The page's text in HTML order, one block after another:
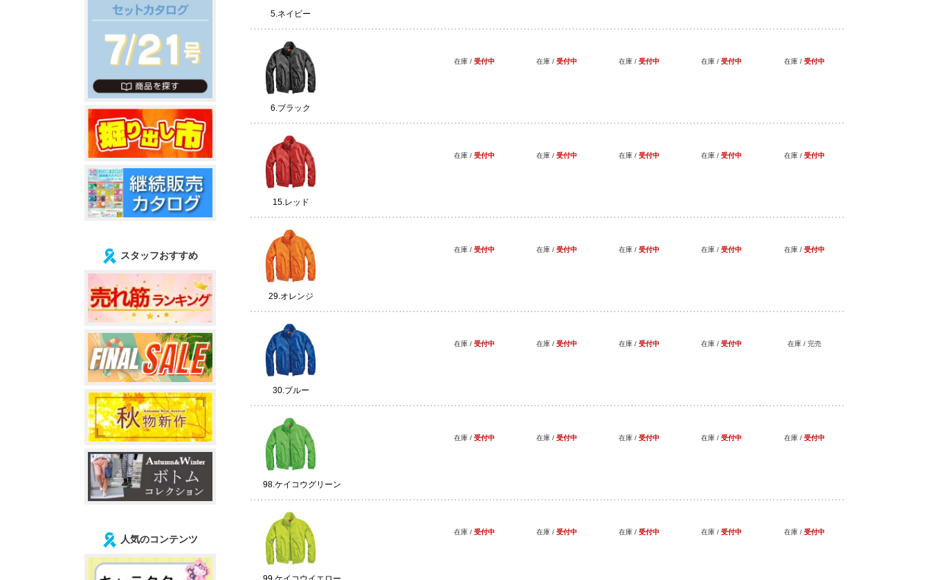
5.ネイビー
6.ブラック
在庫 / 受付中 在庫 / 受付中 在庫 / 受付中 在庫 / 受付中 在庫 / 受付中
15.レッド
在庫 / 受付中 在庫 / 受付中 在庫 / 受付中 在庫 / 受付中 在庫 / 受付中
29.オレンジ
在庫 / 受付中 在庫 / 受付中 在庫 / 受付中 在庫 / 受付中 在庫 / 受付中
30.ブルー
在庫 / 受付中 在庫 / 受付中 在庫 / 受付中 在庫 / 受付中 在庫 / 完売
98.ケイコウグリーン
在庫 / 受付中 在庫 / 受付中 在庫 / 受付中 在庫 / 受付中 在庫 / 受付中
在庫 / 受付中 在庫 / 受付中 在庫 / 受付中 在庫 / 受付中 在庫 / 受付中
スタッフおすすめ
人気のコンテンツ